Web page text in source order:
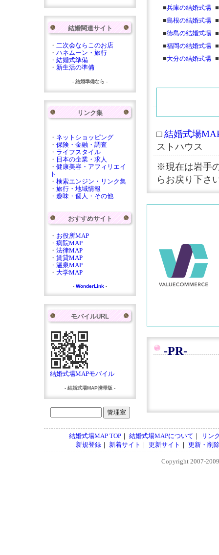
■兵庫の結婚式場 ■
■島根の結婚式場 ■
■徳島の結婚式場 ■
■福岡の結婚式場 ■
■大分の結婚式場 ■
□結婚式場
ストハウス
※現在は岩手
らお戻り下さ
-PR-
結婚関連サイト
・ 二次会ならこのお店
・ ハネムーン・旅行
・ 結婚式準備
・ 新生活の準備
- 結婚準備なら -
リンク集
・ ネットショッピング
・ 保険・金融・調査
・ ライフスタイル
・ 日本の企業・求人
・ 健康美容・アフィリエイ
ト
・ 検索エンジン・リンク集
・ 旅行・地域情報
・ 趣味・個人・その他
おすすめサイト
・ お役所MAP
・ 病院MAP
・ 法律MAP
・ 賃貸MAP
・ 温泉MAP
・ 大学MAP
- WonderLink -
モバイルURL
結婚式場MAPモバイル
- 結婚式場MAP携帯版 -
結婚式場MAP TOP｜ 結婚式場MAPについて ｜
リン
新規登録｜ 新着サイト ｜ 更新サイト ｜ 更新・削
Copyright 2007-